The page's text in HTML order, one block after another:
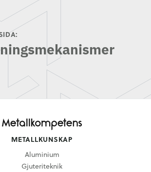
METALLKUNSKAP
Aluminium
Gjuteriteknik